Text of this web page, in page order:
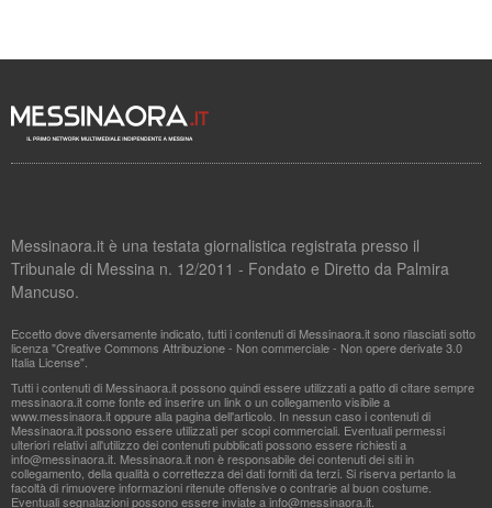
Messinaora.it è una testata giornalistica registrata presso il
Tribunale di Messina n. 12/2011 - Fondato e Diretto da Palmira
Mancuso.
Eccetto dove diversamente indicato, tutti i contenuti di Messinaora.it sono rilasciati sotto
licenza "Creative Commons Attribuzione - Non commerciale - Non opere derivate 3.0
Italia License".
Tutti i contenuti di Messinaora.it possono quindi essere utilizzati a patto di citare sempre
messinaora.it come fonte ed inserire un link o un collegamento visibile a
www.messinaora.it oppure alla pagina dell'articolo. In nessun caso i contenuti di
Messinaora.it possono essere utilizzati per scopi commerciali. Eventuali permessi
ulteriori relativi all'utilizzo dei contenuti pubblicati possono essere richiesti a
info@messinaora.it . Messinaora.it non è responsabile dei contenuti dei siti in
collegamento, della qualità o correttezza dei dati forniti da terzi. Si riserva pertanto la
facoltà di rimuovere informazioni ritenute offensive o contrarie al buon costume.
Eventuali segnalazioni possono essere inviate ainfo@messinaora.it